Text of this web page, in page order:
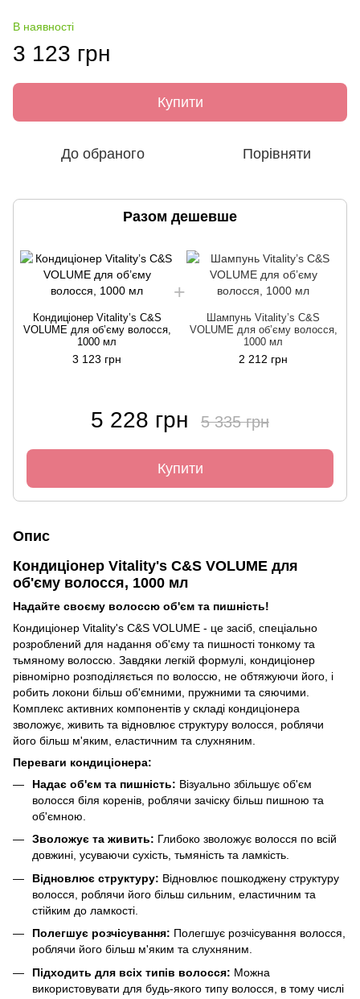
В наявності
3 123 грн
Купити
До обраного Порівняти
Разом дешевше
Кондиціонер Vitality’s C&S
VOLUME для об’єму волосся,
1000 мл
3 123 грн
Шампунь Vitality’s C&S
VOLUME для об’єму волосся,
1000 мл
2 212 грн
5 228 грн 5 335 грн
Купити
Опис
Кондиціонер Vitality's C&S VOLUME для
об'єму волосся, 1000 мл
Надайте своєму волоссю об'єм та пишність!
Кондиціонер Vitality's C&S VOLUME - це засіб, спеціально
розроблений для надання об'єму та пишності тонкому та
тьмяному волоссю. Завдяки легкій формулі, кондиціонер
рівномірно розподіляється по волоссю, не обтяжуючи його, і
робить локони більш об'ємними, пружними та сяючими.
Комплекс активних компонентів у складі кондиціонера
зволожує, живить та відновлює структуру волосся, роблячи
його більш м'яким, еластичним та слухняним.
Переваги кондиціонера:
Надає об'єм та пишність: Візуально збільшує об'єм
волосся біля коренів, роблячи зачіску більш пишною та
об'ємною.
Зволожує та живить: Глибоко зволожує волосся по всій
довжині, усуваючи сухість, тьмяність та ламкість.
Відновлює структуру: Відновлює пошкоджену структуру
волосся, роблячи його більш сильним, еластичним та
стійким до ламкості.
Полегшує розчісування: Полегшує розчісування волосся,
роблячи його більш м'яким та слухняним.
Підходить для всіх типів волосся: Можна
використовувати для будь-якого типу волосся, в тому числі